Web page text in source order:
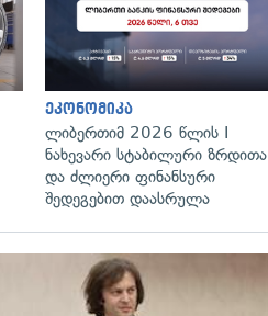
ეკონომიკა
ლიბერთიმ 2026 წლის I
ნახევარი სტაბილური ზრდითა
და ძლიერი ფინანსური
შედეგებით დაასრულა